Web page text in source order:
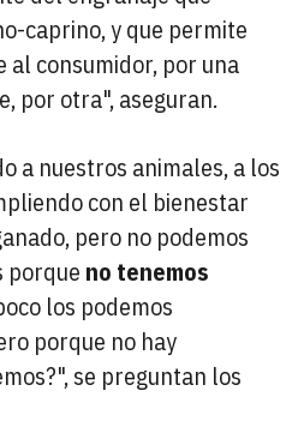
caprino, y que permite
consumidor, por una
por otra", aseguran.
a nuestros animales, a los
con el bienestar
pero no podemos
porque no tenemos
los podemos
porque no hay
se preguntan los